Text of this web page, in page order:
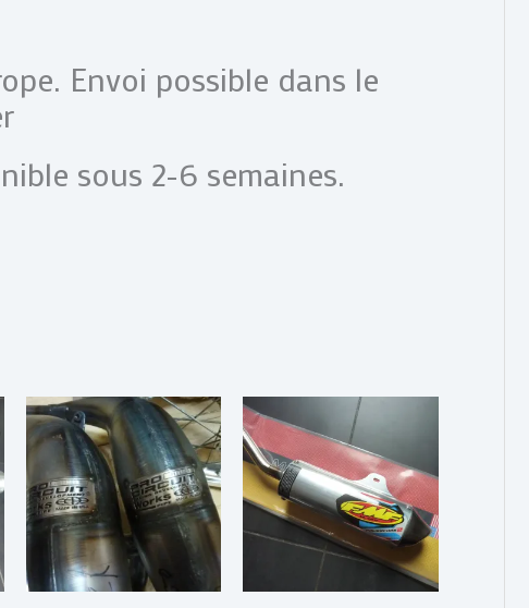
Envoi possible dans le
sous 2-6 semaines.
:
195,00
569,00
produit
a
plusieurs
variations.
Les